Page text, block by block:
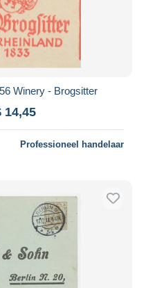
Winery - Brogsitter
14,45
Professioneel handelaar